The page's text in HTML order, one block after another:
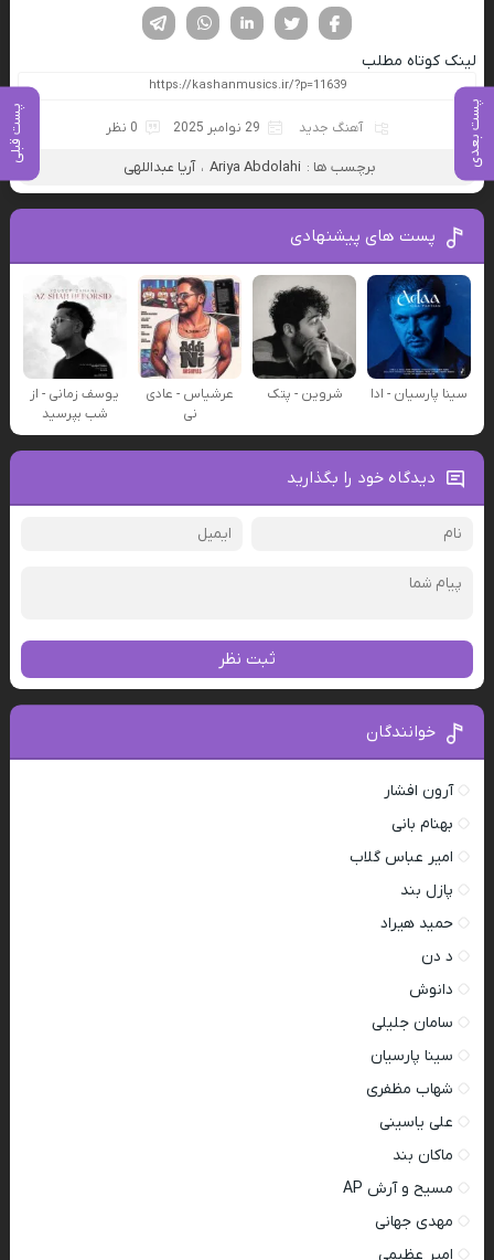
پست بعدی پست قبلی
لینکدین تویتر
فیسوک
لینک کوتاه مطلب
آهنگ جدید 29 نوامبر 2025 0 نظر
برچسب ها : Ariya Abdolahi ، آریا عبداللهی
پست های پیشنهادی
سینا پارسیان - ادا شروین - پتک
عرشیاس - عادی
نی
یوسف زمانی - از
شب بپرسید
دیدگاه خود را بگذارید
ثبت نظر
خوانندگان
آرون افشار
بهنام بانی
امیر عباس گلاب
پازل بند
حمید هیراد
د دن
دانوش
سامان جلیلی
سینا پارسیان
شهاب مظفری
علی یاسینی
ماکان بند
مسیح و آرش AP
مهدی جهانی
امیر عظیمی